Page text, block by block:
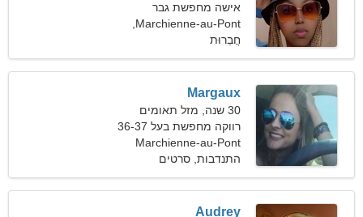
אישה מחפשת גבר
בלגיה
חֲבֵרוּת
Margaux
30 שנה, מזל תאומים
רווקה מחפשת בעל 36-37
Marchienne-au-Pont
התנדבות, סרטים
Audrey